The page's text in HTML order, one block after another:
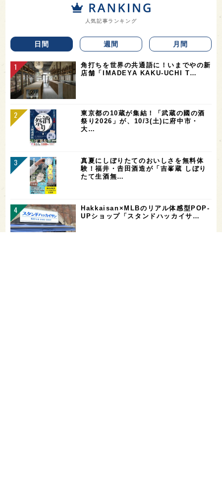
人気記事ランキング
日間 週間 月間
角打ちを世界の共通語に！いまでやの新
店舗「IMADEYA KAKU-UCHI T…
東京都の10蔵が集結！「武蔵の國の酒
祭り2026」が、10/3(土)に府中市・
大…
真夏にしぼりたてのおいしさを無料体
験！福井・𠮷田酒造が「吉峯蔵 しぼり
たて生酒無…
Hakkaisan×MLBのリアル体感型POP-
UPショップ「スタンドハッカイサ…